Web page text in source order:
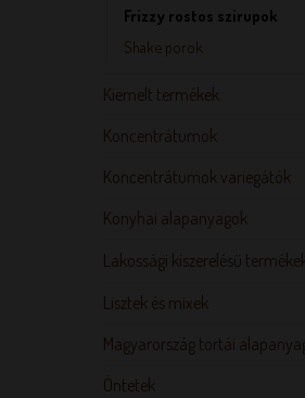
Frizzy rostos szirupok
Shake porok
Kiemelt termékek
Koncentrátumok
Koncentrátumok variegátók
Konyhai alapanyagok
Lakossági kiszerelésű termékek
Lisztek és mixek
Magyarország tortái
Öntetek